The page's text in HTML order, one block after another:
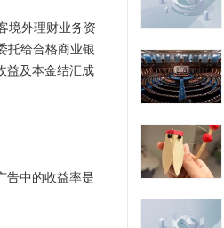
外理财业务资
托给合格商业银
益及本金结汇成
中的收益率是